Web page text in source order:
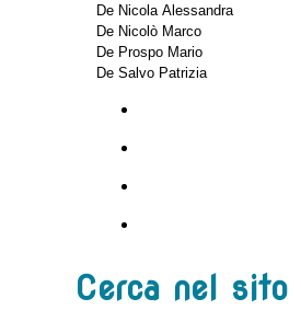
De Nicola Alessandra
De Nicolò Marco
De Prospo Mario
De Salvo Patrizia
Cerca nel sito